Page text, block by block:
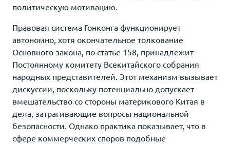
политическую мотивацию.
Правовая система Гонконга функционирует
автономно, хотя окончательное толкование
Основного закона, по статье 158, принадлежит
Постоянному комитету Всекитайского собрания
народных представителей. Этот механизм вызывает
дискуссии, поскольку потенциально допускает
вмешательство со стороны материкового Китая в
дела, затрагивающие вопросы национальной
безопасности. Однако практика показывает, что в
сфере коммерческих споров подобные